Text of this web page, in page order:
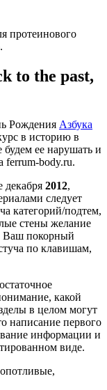
протеинового
to the past,
Рождения Азбука
в историю в
ее нарушать и
ferrum-body.ru.
декабря 2012,
следует
категорий/подтем,
стены желание
Ваш покорный
по клавишам,
какой
в целом могут
написание первого
информации и
виде.